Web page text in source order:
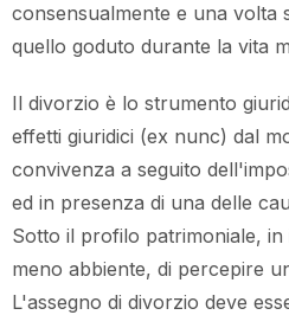
consensualmente e una volta
quello goduto durante la vita
Il divorzio è lo strumento
effetti giuridici (ex nunc) dal
convivenza a seguito
ed in presenza di una delle
Sotto il profilo patrimoniale, in
meno abbiente, di percepire
L'assegno di divorzio deve